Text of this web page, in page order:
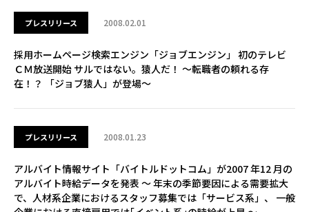
プレスリリース 2008.02.01
採用ホームページ検索エンジン「ジョブエンジン」 初のテレビ
ＣＭ放送開始 サルではない。猿人だ！ ～転職者の頼れる存
在！？ 「ジョブ猿人」が登場～
プレスリリース 2008.01.23
アルバイト情報サイト「バイトルドットコム」が2007 年12 月の
アルバイト時給データを発表 ～ 年末の季節要因による需要拡大
で、人材系企業におけるスタッフ募集では「サービス系」、 一般